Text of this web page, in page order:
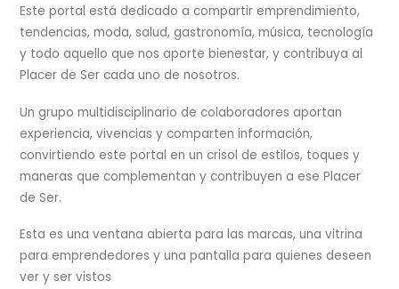
Top
Este portal está dedicado a compartir emprendimiento,
tendencias, moda, salud, gastronomía, música, tecnología
y todo aquello que nos aporte bienestar, y contribuya al
Placer de Ser cada uno de nosotros.
Un grupo multidisciplinario de colaboradores aportan
experiencia, vivencias y comparten información,
convirtiendo este portal en un crisol de estilos, toques y
maneras que complementan y contribuyen a ese Placer
de Ser.
Esta es una ventana abierta para las marcas, una vitrina
para emprendedores y una pantalla para quienes deseen
ver y ser vistos